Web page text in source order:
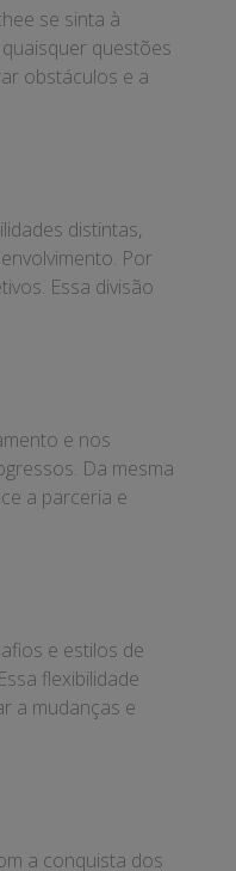
se sinta à
questões
obstáculos e a
distintas,
Por
Essa divisão
e nos
Da mesma
a parceria e
e estilos de
flexibilidade
a mudanças e
a conquista dos